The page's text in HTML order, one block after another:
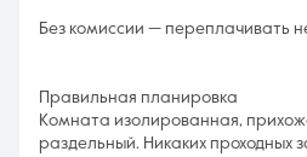
Без комиссии — переплачивать
Правильная планировка
Комната изолированная,
раздельный. Никаких проходных